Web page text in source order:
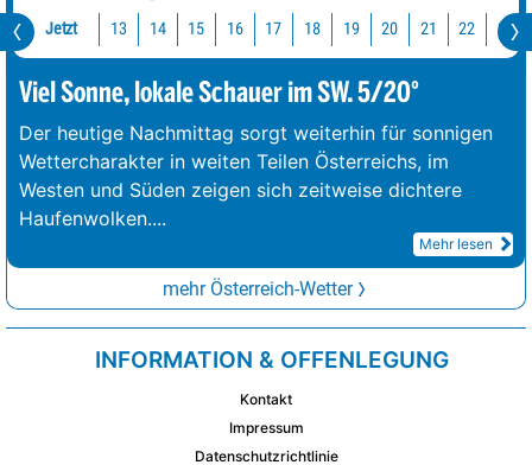
Jetzt 13 14 15 16 17 18 19 20 21 22 23
Viel Sonne, lokale Schauer im SW. 5/20°
Der heutige Nachmittag sorgt weiterhin für sonnigen
Wettercharakter in weiten Teilen Österreichs, im
Westen und Süden zeigen sich zeitweise dichtere
Haufenwolken....
Mehr lesen
mehr Österreich-Wetter
INFORMATION & OFFENLEGUNG
Kontakt
Impressum
Datenschutzrichtlinie